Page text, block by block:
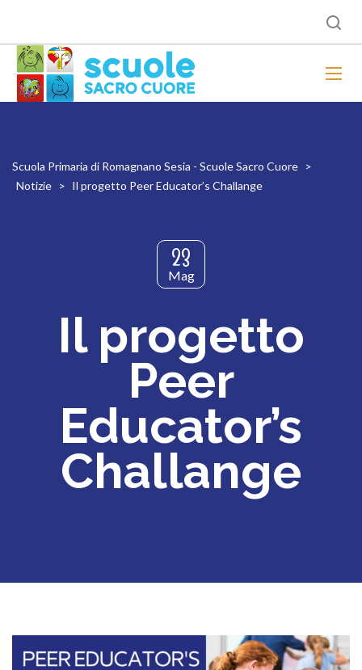
Scuola Primaria di Romagnano Sesia - Scuole Sacro Cuore >
Notizie > Il progetto Peer Educator’s Challange
23
Mag
Il progetto
Peer
Educator’s
Challange